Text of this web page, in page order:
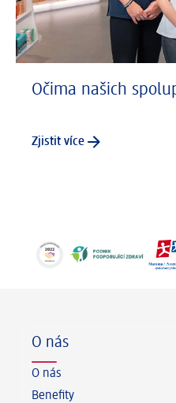
Očima našich
Zjistit více
O nás
O nás
Benefity